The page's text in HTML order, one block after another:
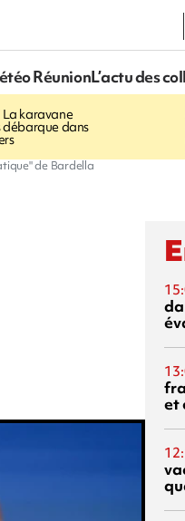
RéunionL’actu des
La karavane
débarque dans
de Bardella
et